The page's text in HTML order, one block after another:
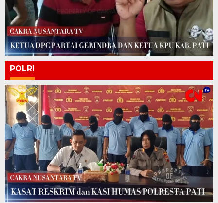
POLRI